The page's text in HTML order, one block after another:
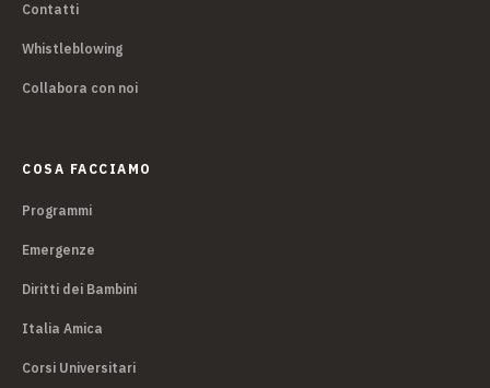
Contatti
Whistleblowing
Collabora con noi
COSA FACCIAMO
Programmi
Emergenze
Diritti dei Bambini
Italia Amica
Corsi Universitari